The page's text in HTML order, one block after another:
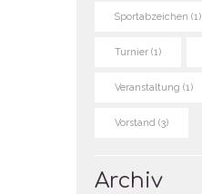
Sportabzeichen (1)
Turnier(1)
Veranstaltung (1)
Vorstand (3)
Archiv